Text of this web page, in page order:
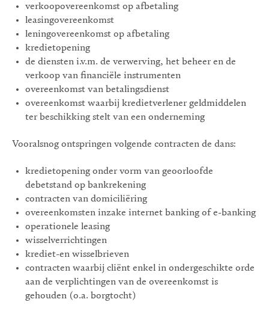
verkoopovereenkomst op afbetaling
leasingovereenkomst
leningovereenkomst op afbetaling
kredietopening
de diensten i.v.m. de verwerving, het beheer en de
verkoop van financiële instrumenten
overeenkomst van betalingsdienst
overeenkomst waarbij kredietverlener geldmiddelen
ter beschikking stelt van een onderneming
Vooralsnog ontspringen volgende contracten de dans:
kredietopening onder vorm van geoorloofde
debetstand op bankrekening
contracten van domiciliëring
overeenkomsten inzake internet banking of e-banking
operationele leasing
wisselverrichtingen
krediet-en wisselbrieven
contracten waarbij cliënt enkel in ondergeschikte orde
aan de verplichtingen van de overeenkomst is
gehouden (o.a. borgtocht)